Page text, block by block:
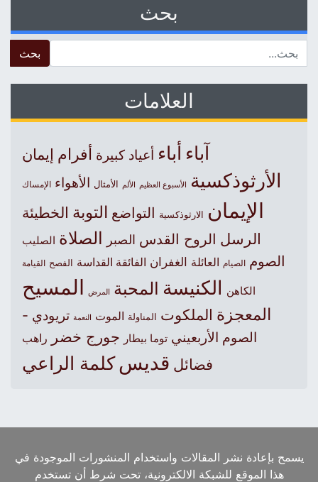
بحث
العلامات
آباءأباء أعياد كبيرة أفرام إيمان
الأرثوذكسية الأسبوع العظيم الألم الأمثال الأهواء الإمساك
الإيمان الارثوذكسية التواضع التوبة الخطيئة
الرسل الروح القدس الصبر الصلاة الصليب
الصوم الصيام العائلة الغفران الفائقة القداسة الفصح القيامة
الكاهن الكنيسةالمحبة المرض المسيح
المعجزة الملكوت المناولة الموت النعمة تريودي -
الصوم الأربعيني توما بيطار جورج خضر راهب
فضائل قديس كلمة الراعي
يسمح بإعادة نشر المقالات واستخدام المنشورات الموجودة في
هذا الموقع للشبكة الالكترونية، تحت شرط أن تستخدم